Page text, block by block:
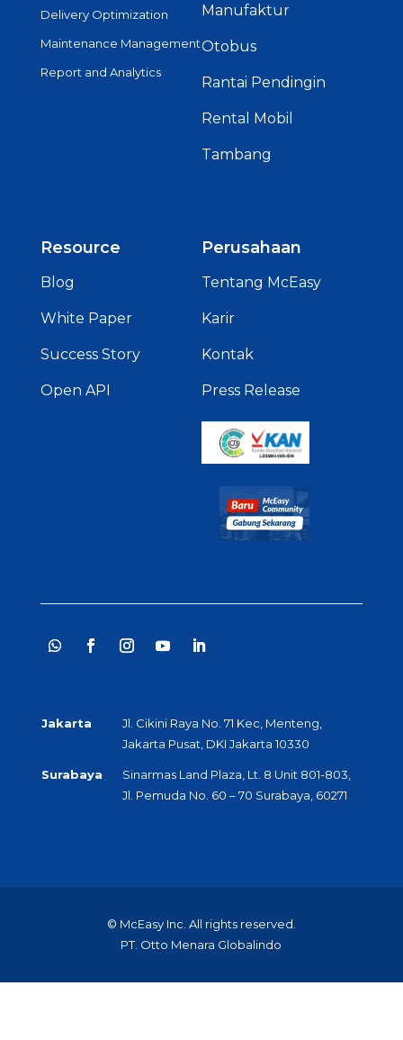
Delivery Optimization
Maintenance Management
Report and Analytics
Manufaktur
Otobus
Rantai Pendingin
Rental Mobil
Tambang
Resource
Blog
White Paper
Success Story
Open API
Perusahaan
Tentang McEasy
Karir
Kontak
Press Release
Jakarta
Jl. Cikini Raya No. 71 Kec, Menteng,
Jakarta Pusat, DKI Jakarta 10330
Surabaya
Sinarmas Land Plaza, Lt. 8 Unit 801-803,
Jl. Pemuda No. 60 – 70 Surabaya, 60271
© McEasy Inc. All rights reserved.
PT. Otto Menara Globalindo